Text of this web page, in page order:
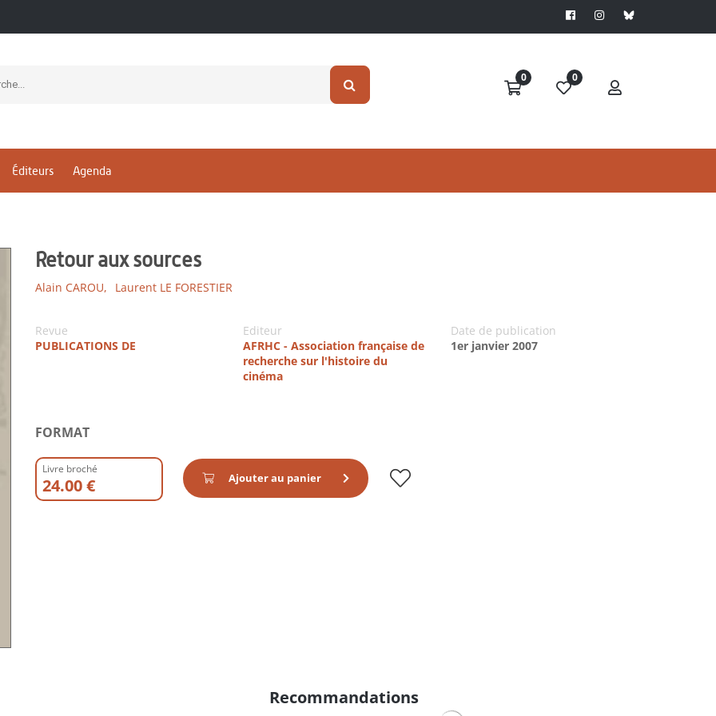
0 0
Éditeurs Agenda
Retour aux sources
Alain CAROU, Laurent LE FORESTIER
Revue
PUBLICATIONS DE
Editeur
AFRHC - Association française de
recherche sur l'histoire du
cinéma
Date de publication
1er janvier 2007
FORMAT
Livre broché
24.00 € Ajouter au panier
Recommandations